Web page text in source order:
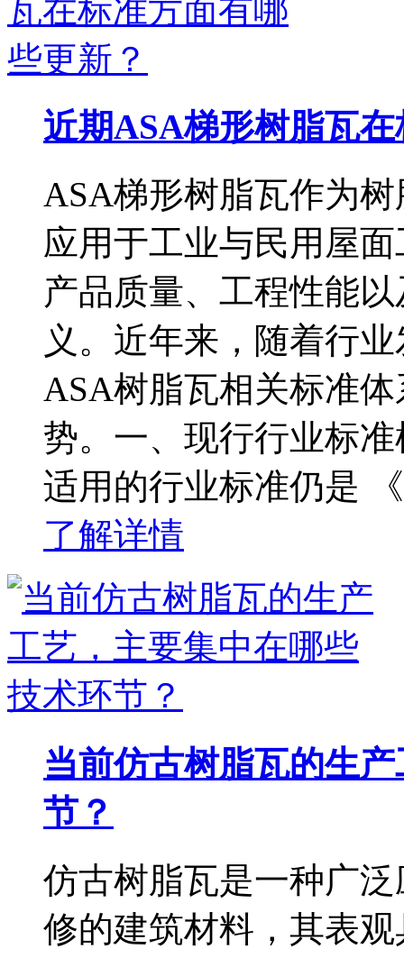
近期ASA梯形树脂瓦
ASA梯形树脂瓦作为
应用于工业与民用屋
产品质量、工程性能
义。近年来，随着行
ASA树脂瓦相关标准
势。一、现行行业标
适用的行业标准仍是
了解详情
当前仿古树脂瓦的生
节？
仿古树脂瓦是一种广
修的建筑材料，其表